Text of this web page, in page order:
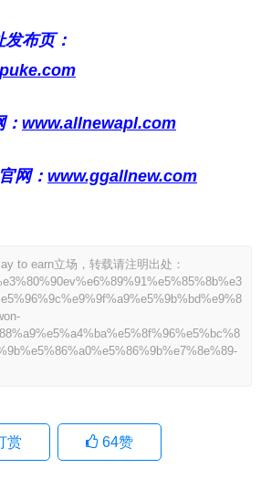
布页：
www.allnewapl.com
网： www.ggallnew.com
to earn立场，转载请注明出处：
赏 64赞